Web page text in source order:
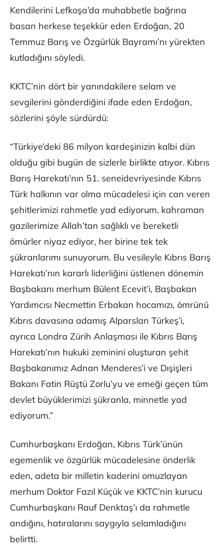
Kendilerini Lefkoşa’da muhabbetle bağrına
basan herkese teşekkür eden Erdoğan, 20
Temmuz Barış ve Özgürlük Bayramı’nı yürekten
kutladığını söyledi.
KKTC’nin dört bir yanındakilere selam ve
sevgilerini gönderdiğini ifade eden Erdoğan,
sözlerini şöyle sürdürdü:
“Türkiye’deki 86 milyon kardeşinizin kalbi dün
olduğu gibi bugün de sizlerle birlikte atıyor. Kıbrıs
Barış Harekatı’nın 51. seneidevriyesinde Kıbrıs
Türk halkının var olma mücadelesi için can veren
şehitlerimizi rahmetle yad ediyorum, kahraman
gazilerimize Allah’tan sağlıklı ve bereketli
ömürler niyaz ediyor, her birine tek tek
şükranlarımı sunuyorum. Bu vesileyle Kıbrıs Barış
Harekatı’nın kararlı liderliğini üstlenen dönemin
Başbakanı merhum Bülent Ecevit’i, Başbakan
Yardımcısı Necmettin Erbakan hocamızı, ömrünü
Kıbrıs davasına adamış Alparslan Türkeş’i,
ayrıca Londra Zürih Anlaşması ile Kıbrıs Barış
Harekatı’nın hukuki zeminini oluşturan şehit
Başbakanımız Adnan Menderes’i ve Dışişleri
Bakanı Fatin Rüştü Zorlu’yu ve emeği geçen tüm
devlet büyüklerimizi şükranla, minnetle yad
ediyorum.”
Cumhurbaşkanı Erdoğan, Kıbrıs Türk’ünün
egemenlik ve özgürlük mücadelesine önderlik
eden, adeta bir milletin kaderini omuzlayan
merhum Doktor Fazıl Küçük ve KKTC’nin kurucu
Cumhurbaşkanı Rauf Denktaş’ı da rahmetle
andığını, hatıralarını saygıyla selamladığını
belirtti.